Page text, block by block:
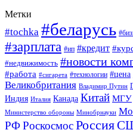
Метки
#tochka #беларусь
#зарплата #ип #кредит
#недвижимость #новости
#работа #сигарета #технологии #цена
Великобритания Владимир Путин
Индия Италия Канада Китай МГУ
Министерство обороны Минобрнауки
РФРоскосмосРоссия